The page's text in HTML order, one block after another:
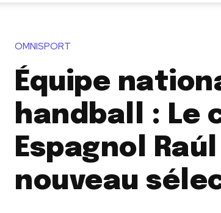
OMNISPORT
Équipe
handball : Le
Espagnol
nouveau